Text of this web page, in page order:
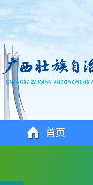
首页